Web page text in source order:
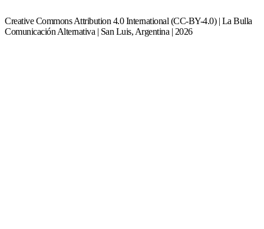
Creative Commons Attribution 4.0 International (CC-BY-4.0) | La Bulla
Comunicación Alternativa | San Luis, Argentina | 2026